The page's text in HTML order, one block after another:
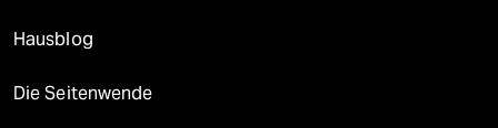
Hausblog
Die Seitenwende